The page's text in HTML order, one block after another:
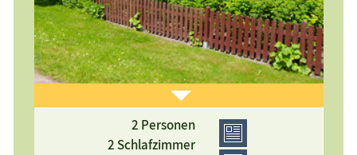
Ferienwohnung für 2-4 Personen im Erd- und
2 Personen
2 Schlafzimmer